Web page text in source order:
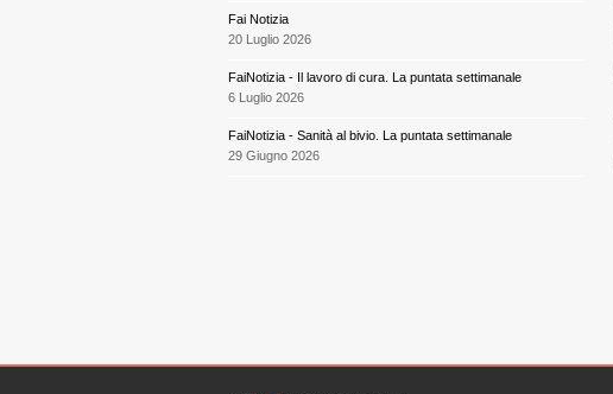
Fai Notizia
20 Luglio 2026
FaiNotizia - Il lavoro di cura. La puntata settimanale
6 Luglio 2026
FaiNotizia - Sanità al bivio. La puntata settimanale
29 Giugno 2026